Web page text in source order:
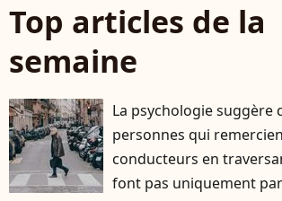
Top articles de la
semaine
La psychologie suggère
personnes qui
conducteurs en
font pas uniquement